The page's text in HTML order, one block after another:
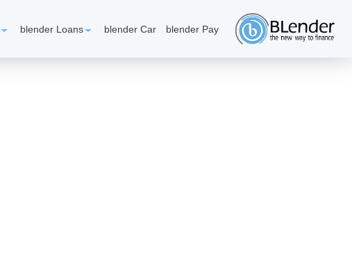
blender Pay
blender Car
blender Loans
לסוף
המושג